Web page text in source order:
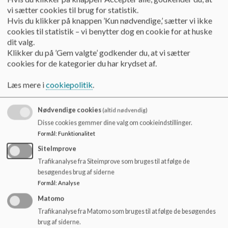
har fortrinsret. Det vil således ikke være muligt, at låne
lokaler eller områder hvor der skal foregå undervisning eller
aktiviteter relateret til SFO og klubber.
Ansøgningsfrist
Lån uden overnatning skal ansøges 14 dage før arrangement
Lån med overnatning skal ansøges 3 uger inden arrangement
afholdes.
Skolen kan ikke lånes op til eller lige efter ferieperioder (uge
7, påske, uge 42 m.m.).
Såfremt ansøgningsfrist ikke overholdes vil vi automatisk
afvise ønske om lån.
Procedure:
UdfyldAnsøg om lån af skolen.
Afvent bekræftelse fra skolen.
UdarbejdBelægningsplan
vi sætter cookies til brug for statistik.
Hvis du klikker på knappen ’Kun nødvendige,’ sætter vi ikke
cookies til statistik – vi benytter dog en cookie for at huske
dit valg.
Klikker du på ’Gem valgte’ godkender du, at vi sætter
cookies for de kategorier du har krydset af.
Læs mere icookiepolitik.
Nødvendige cookies(altid nødvendig)
Disse cookies gemmer dine valg om cookieindstillinger.
Formål: Funktionalitet
SiteImprove
Trafikanalyse fra Siteimprove som bruges til at følge de
besøgendes brug af siderne
Formål : Analyse
Matomo
Trafikanalyse fra Matomo som bruges til at følge de besøgendes
brug af siderne.